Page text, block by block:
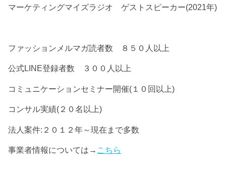
マーケティングマイズラジオ ゲストスピーカー(2021年)
ファッションメルマガ読者数 ８５０人以上
公式LINE登録者数 ３００人以上
コミュニケーションセミナー開催(１０回以上)
コンサル実績(２０名以上)
法人案件:２０１２年～現在まで多数
事業者情報については→ こちら